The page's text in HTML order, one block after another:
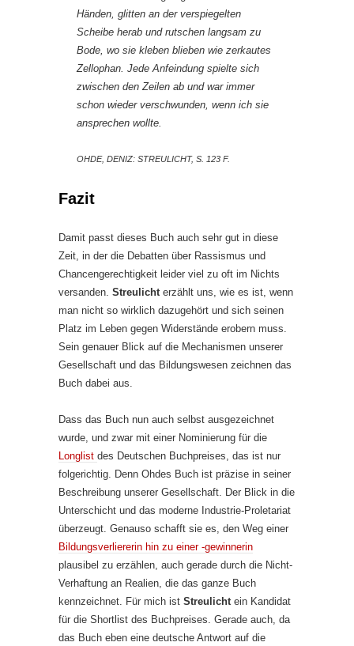
Händen, glitten an der verspiegelten
Scheibe herab und rutschen langsam zu
Bode, wo sie kleben blieben wie zerkautes
Zellophan. Jede Anfeindung spielte sich
zwischen den Zeilen ab und war immer
schon wieder verschwunden, wenn ich sie
ansprechen wollte.
OHDE, DENIZ: STREULICHT, S. 123 F.
Fazit
Damit passt dieses Buch auch sehr gut in diese
Zeit, in der die Debatten über Rassismus und
Chancengerechtigkeit leider viel zu oft im Nichts
versanden. Streulicht erzählt uns, wie es ist, wenn
man nicht so wirklich dazugehört und sich seinen
Platz im Leben gegen Widerstände erobern muss.
Sein genauer Blick auf die Mechanismen unserer
Gesellschaft und das Bildungswesen zeichnen das
Buch dabei aus.
Dass das Buch nun auch selbst ausgezeichnet
wurde, und zwar mit einer Nominierung für die
Longlist des Deutschen Buchpreises, das ist nur
folgerichtig. Denn Ohdes Buch ist präzise in seiner
Beschreibung unserer Gesellschaft. Der Blick in die
Unterschicht und das moderne Industrie-Proletariat
überzeugt. Genauso schafft sie es, den Weg einer
Bildungsverliererin hin zu einer -gewinnerin
plausibel zu erzählen, auch gerade durch die Nicht-
Verhaftung an Realien, die das ganze Buch
kennzeichnet. Für mich ist Streulicht ein Kandidat
für die Shortlist des Buchpreises. Gerade auch, da
das Buch eben eine deutsche Antwort auf die